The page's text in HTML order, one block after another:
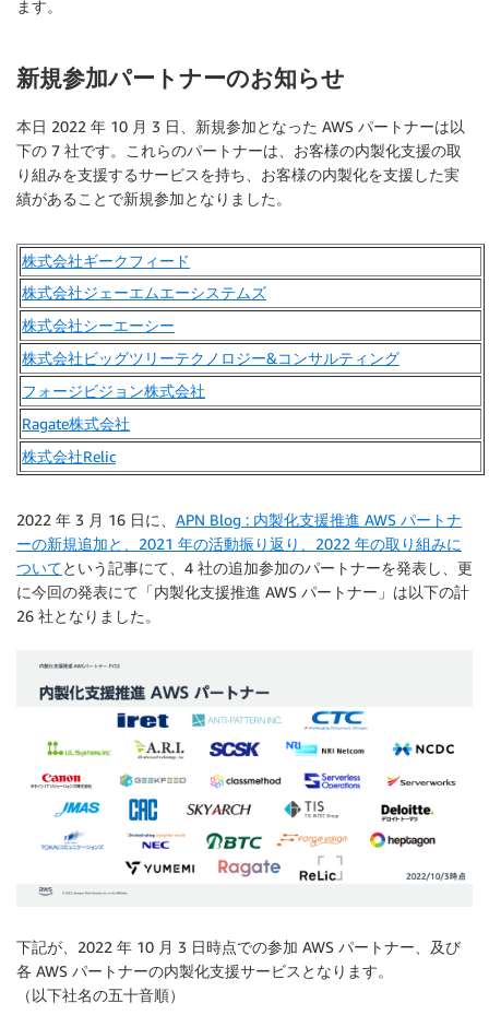
ます。
新規参加パートナーのお知らせ
本日 2022 年 10 月 3 日、新規参加となった AWS パートナーは以
下の 7 社です。これらのパートナーは、お客様の内製化支援の取
り組みを支援するサービスを持ち、お客様の内製化を支援した実
績があることで新規参加となりました。
株式会社ギークフィード
株式会社ジェーエムエーシステムズ
株式会社シーエーシー
株式会社ビッグツリーテクノロジー&コンサルティング
フォージビジョン株式会社
Ragate株式会社
株式会社Relic
2022 年 3 月 16 日に、 APN Blog : 内製化支援推進 AWS パートナ
ーの新規追加と、2021 年の活動振り返り、2022 年の取り組みに
ついてという記事にて、4 社の追加参加のパートナーを発表し、更
に今回の発表にて「内製化支援推進 AWS パートナー」は以下の計
26 社となりました。
下記が、2022 年 10 月 3 日時点での参加 AWS パートナー、及び
各 AWS パートナーの内製化支援サービスとなります。
（以下社名の五十音順）